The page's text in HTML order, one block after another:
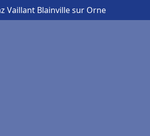
Vaillant Blainville sur Orne